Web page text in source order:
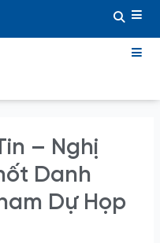
– Nghị
Danh
Dự Họp